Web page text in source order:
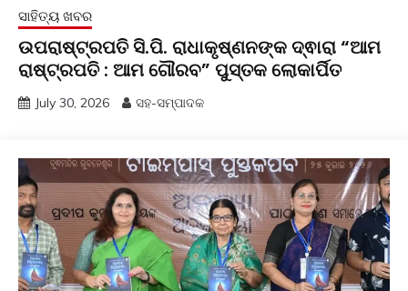
ସାହିତ୍ୟ ଖବର
ଉପରାଷ୍ଟ୍ରପତି ସି.ପି. ରାଧାକୃଷ୍ଣନଙ୍କ ଦ୍ଵାରା “ଆମ
ରାଷ୍ଟ୍ରପତି : ଆମ ଗୌରବ” ପୁସ୍ତକ ଲୋକାର୍ପିତ
July 30, 2026 ସହ-ସମ୍ପାଦକ